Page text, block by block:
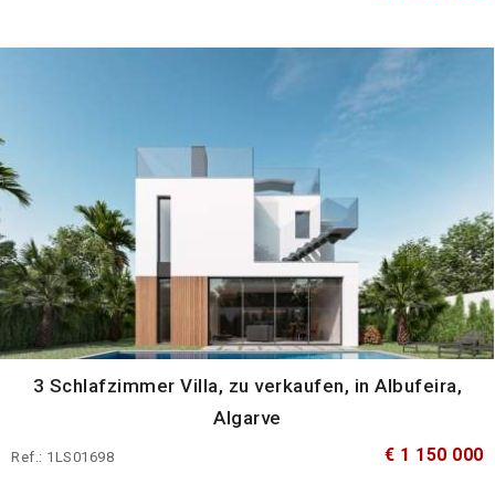
3 Schlafzimmer Villa, zu verkaufen, in Albufeira,
Algarve
Ref.: 1LS01698 € 1 150 000